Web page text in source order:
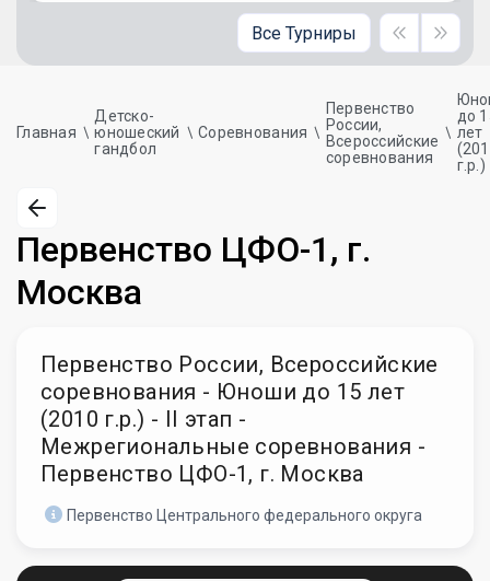
Все Турниры
Главная
Детско-
юношеский
гандбол
Соревнования
Первенство
России,
Всероссийские
соревнования
до
лет
г.р.)
Первенство ЦФО-1, г.
Москва
Первенство России, Всероссийские
соревнования - Юноши до 15 лет
(2010 г.р.) - II этап -
Межрегиональные соревнования -
Первенство ЦФО-1, г. Москва
Первенство Центрального федерального округа